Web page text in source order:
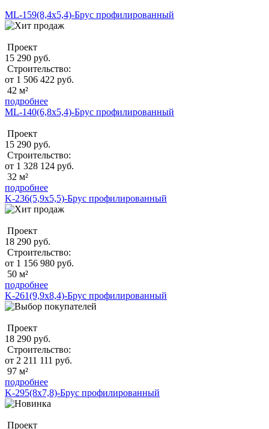
ML-159(8,4x5,4)-Брус профилированный
Проект
15 290 руб.
Строительство:
от 1 506 422 руб.
42 м²
подробнее
ML-140(6,8x5,4)-Брус профилированный
Проект
15 290 руб.
Строительство:
от 1 328 124 руб.
32 м²
подробнее
K-236(5,9x5,5)-Брус профилированный
Проект
18 290 руб.
Строительство:
от 1 156 980 руб.
50 м²
подробнее
K-261(9,9x8,4)-Брус профилированный
Проект
18 290 руб.
Строительство:
от 2 211 111 руб.
97 м²
подробнее
K-295(8x7,8)-Брус профилированный
Проект